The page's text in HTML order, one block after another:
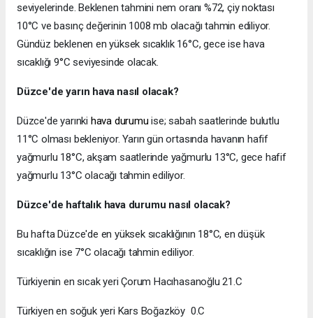
seviyelerinde. Beklenen tahmini nem oranı %72, çiy noktası
10°C ve basınç değerinin 1008 mb olacağı tahmin ediliyor.
Gündüz beklenen en yüksek sıcaklık 16°C, gece ise hava
sıcaklığı 9°C seviyesinde olacak.
Düzce'de yarın hava nasıl olacak?
Düzce'de yarınki hava durumu ise; sabah saatlerinde bulutlu
11°C olması bekleniyor. Yarın gün ortasında havanın hafif
yağmurlu 18°C, akşam saatlerinde yağmurlu 13°C, gece hafif
yağmurlu 13°C olacağı tahmin ediliyor.
Düzce'de haftalık hava durumu nasıl olacak?
Bu hafta Düzce'de en yüksek sıcaklığının 18°C, en düşük
sıcaklığın ise 7°C olacağı tahmin ediliyor.
Türkiyenin en sıcak yeri Çorum Hacıhasanoğlu 21.C
Türkiyen en soğuk yeri Kars Boğazköy 0.C